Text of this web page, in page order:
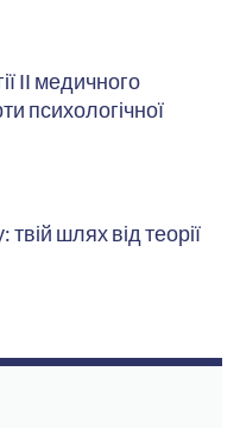
ІІ медичного
психологічної
шлях від теорії